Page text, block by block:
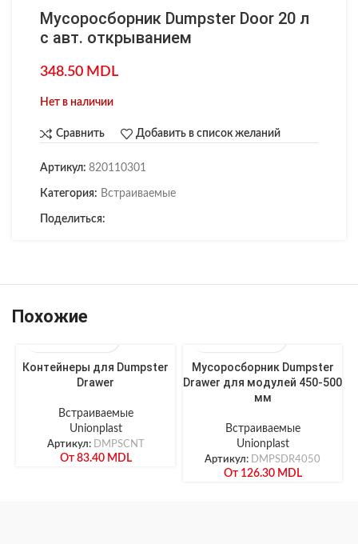
Мусоросборник Dumpster Door 20 л
с авт. открыванием
348.50 MDL
Нет в наличии
Сравнить Добавить в список желаний
Артикул: 820110301
Категория: Встраиваемые
Поделиться:
Похожие
Контейнеры для Dumpster
Drawer
Встраиваемые
Unionplast
Артикул: DMPSCNT
От 83.40 MDL
Мусоросборник Dumpster
Drawer для модулей 450-500
мм
Встраиваемые
Unionplast
Артикул: DMPSDR4050
От 126.30 MDL